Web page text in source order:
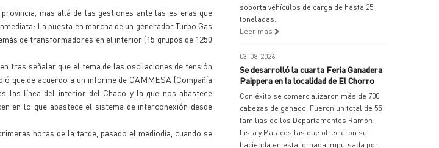
mas allá de las gestiones ante las esferas que
La puesta en marcha de un generador Turbo Gas
de transformadores en el interior (15 grupos de 1250
tras señalar que el tema de las oscilaciones de tensión
que de acuerdo a un informe de CAMMESA (Compañía
las línea del interior del Chaco y la que nos abastece
en lo que abastece el sistema de interconexión desde
horas de la tarde, pasado el mediodía, cuando se
soporta vehículos de carga de hasta 25
toneladas.
Leer más
03-08-2026
Se desarrolló la cuarta Feria Ganadera
Paippera en la localidad de El Chorro
Con éxito se comercializaron más de 700
cabezas de ganado. Fueron un total de 55
familias de los Departamentos Ramón
Lista y Matacos las que ofrecieron su
hacienda en esta jornada impulsada por